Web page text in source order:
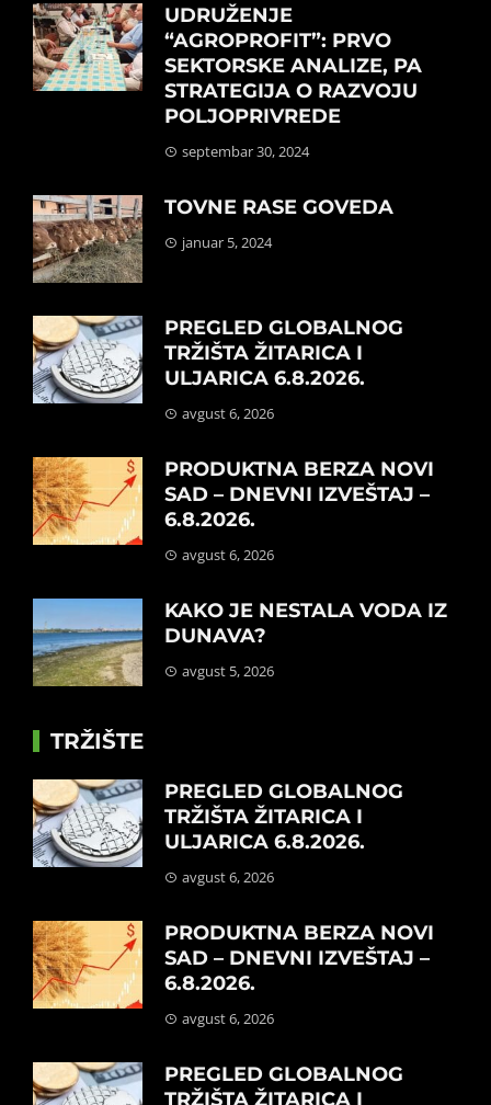
UDRUŽENJE
“AGROPROFIT”: PRVO
SEKTORSKE ANALIZE, PA
STRATEGIJA O RAZVOJU
POLJOPRIVREDE
septembar 30, 2024
TOVNE RASE GOVEDA
januar 5, 2024
PREGLED GLOBALNOG
TRŽIŠTA ŽITARICA I
ULJARICA 6.8.2026.
avgust 6, 2026
PRODUKTNA BERZA NOVI
SAD – DNEVNI IZVEŠTAJ –
6.8.2026.
avgust 6, 2026
KAKO JE NESTALA VODA IZ
DUNAVA?
avgust 5, 2026
TRŽIŠTE
PREGLED GLOBALNOG
TRŽIŠTA ŽITARICA I
ULJARICA 6.8.2026.
avgust 6, 2026
PRODUKTNA BERZA NOVI
SAD – DNEVNI IZVEŠTAJ –
6.8.2026.
avgust 6, 2026
PREGLED GLOBALNOG
TRŽIŠTA ŽITARICA I